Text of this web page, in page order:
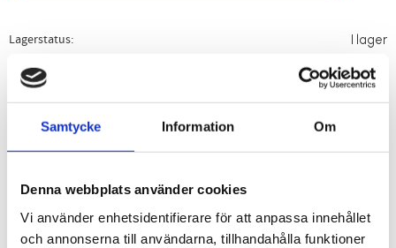
Samtycke Information Om
Denna webbplats använder cookies
Vi använder enhetsidentifierare för att anpassa innehållet
och annonserna till användarna, tillhandahålla funktioner
Lagerstatus I lager
Artikelnr
00230610
Vikt
2 kg
En rejäl kofot i stål med spikurdragare i en ände.
24"
Vikt: 2 kg